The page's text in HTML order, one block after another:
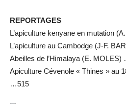
REPORTAGES
L’apiculture kenyane en mutation
L’apiculture au Cambodge (J-F.
Abeilles de l’Himalaya (E.
Apiculture Cévenole « Thines » au
…515